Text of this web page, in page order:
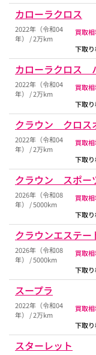
カローラクロス
2022年（令和04
年） / 2万km
買取
下取
カローラクロス
2022年（令和04
年） / 2万km
買取
下取
クラウン クロス
2022年（令和04
年） / 2万km
買取
下取
クラウン スポー
2026年（令和08
年） / 5000km
買取
下取
クラウンエステ
2026年（令和08
年） / 5000km
買取
下取
スープラ
2022年（令和04
年） / 2万km
買取
下取
スターレット